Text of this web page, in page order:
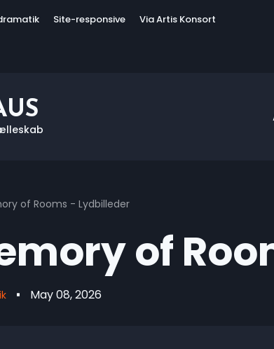
Site-responsive Via Artis Konsort
of Rooms - Lydbilleder
of
May 08, 2026